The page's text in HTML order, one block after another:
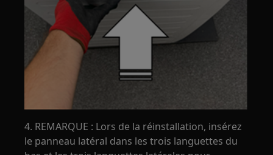
4. REMARQUE : Lors de la réinstallation, insérez
le panneau latéral dans les trois languettes du